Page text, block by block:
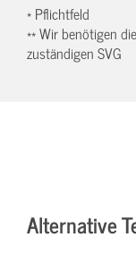
* Pflichtfeld
** Wir benötigen
zuständigen SVG
Alternative